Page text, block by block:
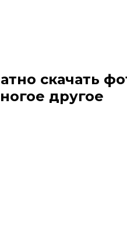
скачать
другое